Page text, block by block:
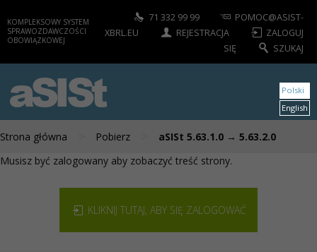
KOMPLEKSOWY SYSTEM
SPRAWOZDAWCZOŚCI
OBOWIĄZKOWEJ
71 332 99 99
POMOC@ASIST-
XBRL.EU
REJESTRACJA
ZALOGUJ
SIĘ
SZUKAJ
aSISt
Strona główna Pobierz aSISt 5.63.1.0 → 5.63.2.0
Polski
English
Musisz być zalogowany aby zobaczyć treść strony.
KLIKNIJ TUTAJ, ABY SIĘ ZALOGOWAĆ